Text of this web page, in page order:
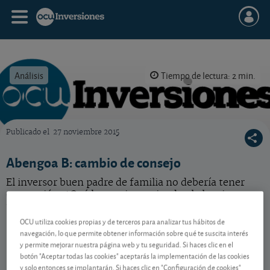
Análisis Tiempo de lectura: 2 min.
Publicado el 27 noviembre 2015
Abengoa B: cambio de consejo
El inversor buen padre de familia no debería tener
esta acción. ¿Qué hacer si asumiendo el alto riesgo
Contenido reservado a SOCIOS
OCU utiliza cookies propias y de terceros para analizar tus hábitos de
navegación, lo que permite obtener información sobre qué te suscita interés
y permite mejorar nuestra página web y tu seguridad. Si haces clic en el
botón "Aceptar todas las cookies" aceptarás la implementación de las cookies
y solo entonces se implantarán. Si haces clic en "Configuración de cookies"